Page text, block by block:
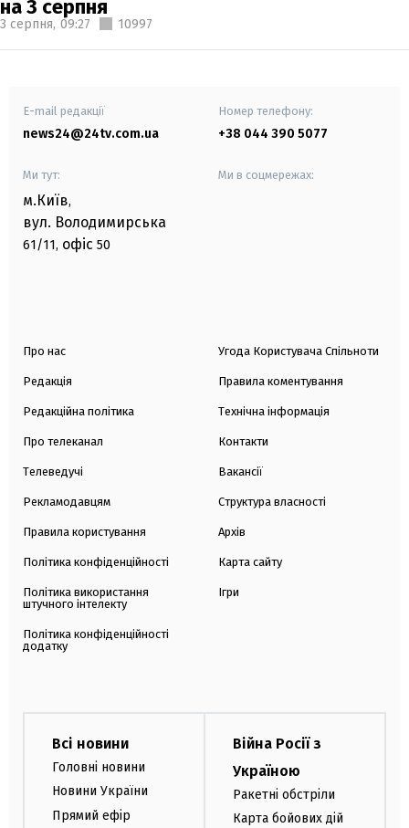
на 3 серпня
3 серпня, 09:27 10997
E-mail редакції
news24@24tv.com.ua
Номер телефону:
+38 044 390 5077
Ми тут:
м.Київ,
вул. Володимирська
61/11, офіс 50
Ми в соцмережах:
Про нас
Редакція
Редакційна політика
Про телеканал
Телеведучі
Рекламодавцям
Правила користування
Політика конфіденційності
Політика використання
штучного інтелекту
Політика конфіденційності
додатку
Угода Користувача Спільноти
Правила коментування
Технічна інформація
Контакти
Вакансії
Структура власності
Архів
Карта сайту
Ігри
Всі новини
Головні новини
Новини України
Прямий ефір
Війна Росії з
Україною
Ракетні обстріли
Карта бойових дій